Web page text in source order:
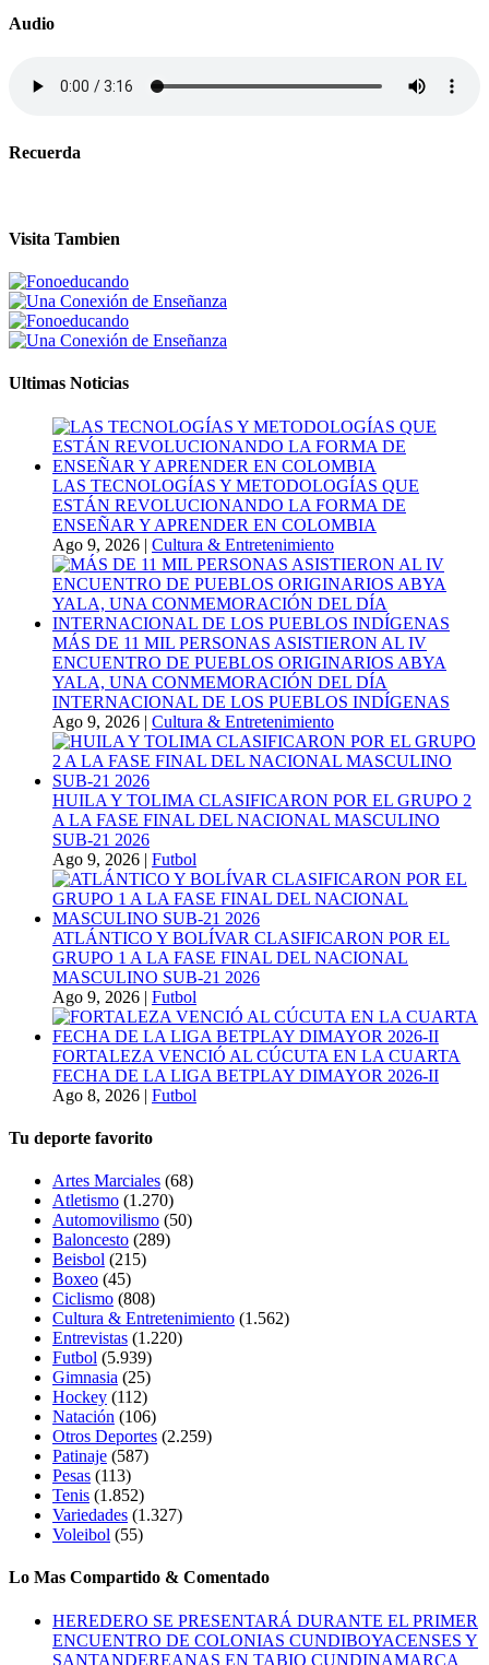
Audio
Recuerda
Visita Tambien
Ultimas Noticias
LAS TECNOLOGÍAS Y METODOLOGÍAS QUE
ESTÁN REVOLUCIONANDO LA FORMA DE
ENSEÑAR Y APRENDER EN COLOMBIA
Ago 9, 2026 | Cultura & Entretenimiento
MÁS DE 11 MIL PERSONAS ASISTIERON AL IV
ENCUENTRO DE PUEBLOS ORIGINARIOS ABYA
YALA, UNA CONMEMORACIÓN DEL DÍA
INTERNACIONAL DE LOS PUEBLOS INDÍGENAS
Ago 9, 2026 | Cultura & Entretenimiento
HUILA Y TOLIMA CLASIFICARON POR EL GRUPO 2
A LA FASE FINAL DEL NACIONAL MASCULINO
SUB-21 2026
Ago 9, 2026 | Futbol
ATLÁNTICO Y BOLÍVAR CLASIFICARON POR EL
GRUPO 1 A LA FASE FINAL DEL NACIONAL
MASCULINO SUB-21 2026
Ago 9, 2026 | Futbol
FORTALEZA VENCIÓ AL CÚCUTA EN LA CUARTA
FECHA DE LA LIGA BETPLAY DIMAYOR 2026-II
Ago 8, 2026 | Futbol
Tu deporte favorito
Artes Marciales (68)
Atletismo (1.270)
Automovilismo (50)
Baloncesto (289)
Beisbol (215)
Boxeo (45)
Ciclismo (808)
Cultura & Entretenimiento (1.562)
Entrevistas (1.220)
Futbol (5.939)
Gimnasia (25)
Hockey (112)
Natación (106)
Otros Deportes (2.259)
Patinaje (587)
Pesas (113)
Tenis (1.852)
Variedades (1.327)
Voleibol (55)
Lo Mas Compartido & Comentado
HEREDERO SE PRESENTARÁ DURANTE EL PRIMER
ENCUENTRO DE COLONIAS CUNDIBOYACENSES Y
SANTANDEREANAS EN TABIO CUNDINAMARCA